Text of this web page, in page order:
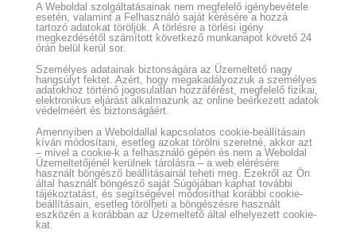
A Weboldal szolgáltatásainak nem megfelelő igénybevétele
esetén, valamint a Felhasználó saját kérésére a hozzá
tartozó adatokat töröljük. A törlésre a törlési igény
megkezdésétől számított következő munkanapot követő 24
órán belül kerül sor.
Személyes adatainak biztonságára az Üzemeltető nagy
hangsúlyt fektet. Azért, hogy megakadályozzuk a személyes
adatokhoz történő jogosulatlan hozzáférést, megfelelő fizikai,
elektronikus eljárást alkalmazunk az online beérkezett adatok
védelméért és biztonságáért.
Amennyiben a Weboldallal kapcsolatos cookie-beállításain
kíván módosítani, esetleg azokat törölni szeretné, akkor azt
– mivel a cookie-k a felhasználó gépén és nem a Weboldal
Üzemeltetőjénél kerülnek tárolásra – a web elérésére
használt böngésző beállításainál teheti meg. Ezekről az Ön
által használt böngésző saját Súgójában kaphat további
tájékoztatást, és segítségével módosíthat korábbi cookie-
beállításain, esetleg törölheti a böngészésre használt
eszközén a korábban az Üzemeltető által elhelyezett cookie-
kat.